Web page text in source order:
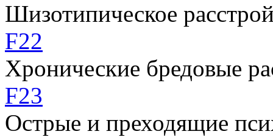
Шизотипическое
F22
Хронические бредовые
F23
Острые и преходящие